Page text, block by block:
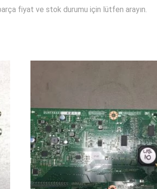
fiyat ve stok durumu için lütfen arayın.